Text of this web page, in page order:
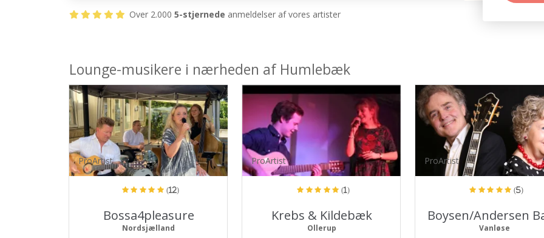
Over 2.000 5-stjernede anmeldelser af vores artister
Lounge-musikere i nærheden af Humlebæk
ProArtist
(12)
Bossa4pleasure
Nordsjælland
ProArtist
(1)
Krebs & Kildebæk
Ollerup
ProArtist
(5)
Boysen/Andersen
Vanløse